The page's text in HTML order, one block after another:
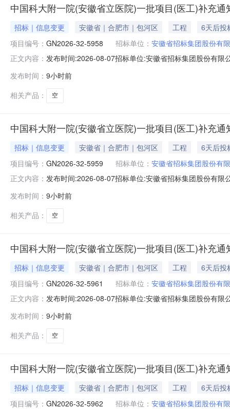
中国科大附一院(安徽省立医院)一批项目(医工)补充
招标｜信息变更 安徽省｜合肥市｜包河区 工程
6天后投
项目编号： GN2026-32-5958 招标单位： 安徽省招标集团股份有
正文内容： 发布时间:2026-08-07招标单位:安徽省招标集团股份有
7：20-7：40。（请参选人尽量在上述时间段内递交参选
发布时间： 9小时前
相关产品：
空
中国科大附一院(安徽省立医院)一批项目(医工)补充
招标｜信息变更 安徽省｜合肥市｜包河区 工程
6天后投
项目编号： GN2026-32-5959 招标单位： 安徽省招标集团股份有
正文内容： 发布时间:2026-08-07招标单位:安徽省招标集团股份有
7：20-7：40。（请参选人尽量在上述时间段内递交参选
发布时间： 9小时前
相关产品：
空
中国科大附一院(安徽省立医院)一批项目(医工)补充
招标｜信息变更 安徽省｜合肥市｜包河区 工程
6天后投
项目编号： GN2026-32-5961 招标单位： 安徽省招标集团股份有
正文内容： 发布时间:2026-08-07招标单位:安徽省招标集团股份有
7：20-7：40。（请参选人尽量在上述时间段内递交参选
发布时间： 9小时前
相关产品：
空
中国科大附一院(安徽省立医院)一批项目(医工)补充
招标｜信息变更 安徽省｜合肥市｜包河区 工程
6天后投
项目编号： GN2026-32-5962 招标单位： 安徽省招标集团股份有